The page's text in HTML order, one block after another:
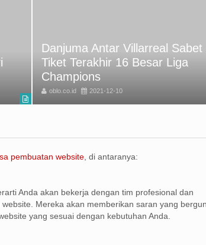
Danjuma Antar Villarreal Sabet
Tiket Terakhir 16 Besar Liga
Champions
oblo.co.id 2021-12-10
pembuatan website , di antaranya:
Anda akan bekerja dengan tim profesional dan
Mereka akan memberikan saran yang
yang sesuai dengan kebutuhan Anda.